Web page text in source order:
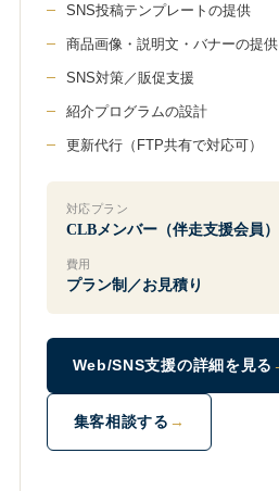
SNS投稿テンプレートの提供
商品画像・説明文・バナーの提供
SNS対策／販促支援
紹介プログラムの設計
更新代行（FTP共有で対応可）
対応プラン
CLBメンバー（伴走支援会員）
費用
プラン制／お見積り
Web/SNS支援の詳細を見る
集客相談する